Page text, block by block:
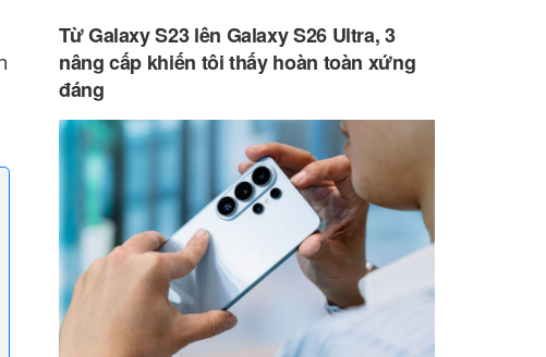
Từ Galaxy S23 lên Galaxy S26 Ultra, 3
nâng cấp khiến tôi thấy hoàn toàn xứng
đáng